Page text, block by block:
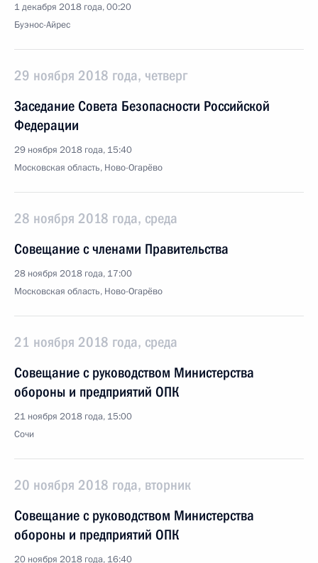
1 декабря 2018 года, 00:20
Буэнос-Айрес
29 ноября 2018 года, четверг
Заседание Совета Безопасности Российской
Федерации
29 ноября 2018 года, 15:40
Московская область, Ново-Огарёво
28 ноября 2018 года, среда
Совещание с членами Правительства
28 ноября 2018 года, 17:00
Московская область, Ново-Огарёво
21 ноября 2018 года, среда
Совещание с руководством Министерства
обороны и предприятий ОПК
21 ноября 2018 года, 15:00
Сочи
20 ноября 2018 года, вторник
Совещание с руководством Министерства
обороны и предприятий ОПК
20 ноября 2018 года, 16:40